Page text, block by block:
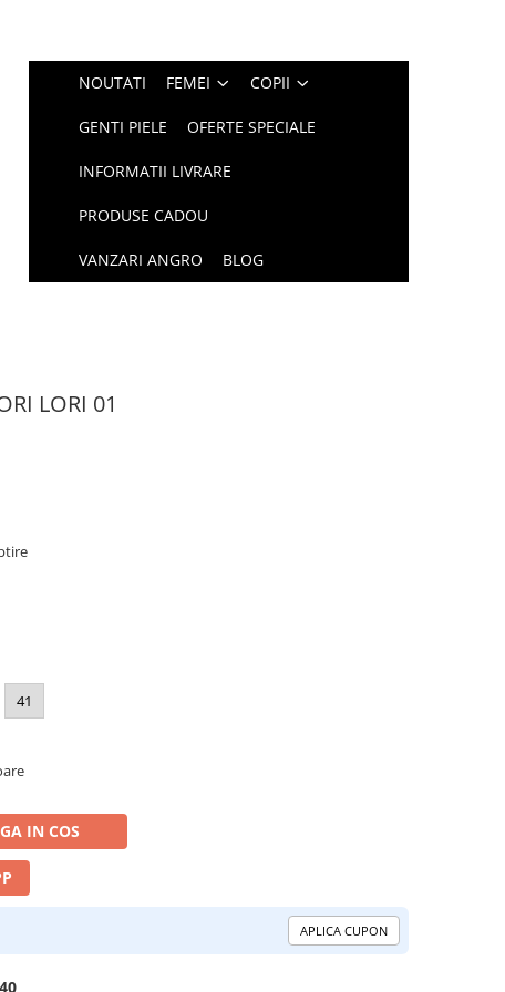
NOUTATI FEMEI COPII
GENTI PIELE OFERTE SPECIALE
INFORMATII LIVRARE
PRODUSE CADOU
VANZARI ANGRO BLOG
LORI 01
41
IN COS
APLICA CUPON